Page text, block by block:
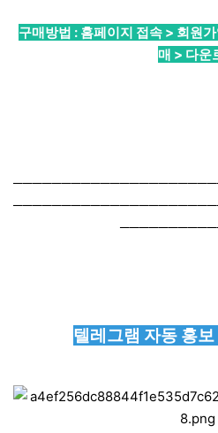
구매방법 : 홈페이지 접속 > 회원
매 > 다운
텔레그램 자동 홍